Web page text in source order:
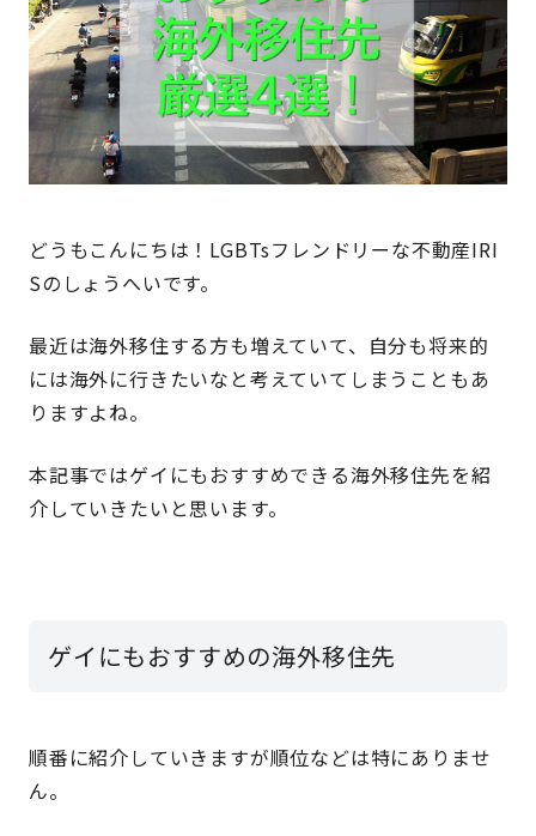
どうもこんにちは！LGBTsフレンドリーな不動産IRI
Sのしょうへいです。
最近は海外移住する方も増えていて、自分も将来的
には海外に行きたいなと考えていてしまうこともあ
りますよね。
本記事ではゲイにもおすすめできる海外移住先を紹
介していきたいと思います。
ゲイにもおすすめの海外移住先
順番に紹介していきますが順位などは特にありませ
ん。